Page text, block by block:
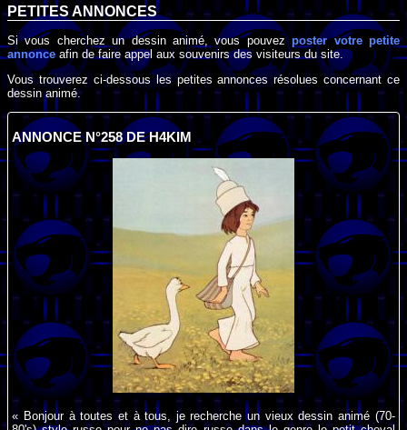
PETITES ANNONCES
Si vous cherchez un dessin animé, vous pouvezposter votre petite
annonce afin de faire appel aux souvenirs des visiteurs du site.
Vous trouverez ci-dessous les petites annonces résolues concernant ce
dessin animé.
ANNONCE N°258 DE H4KIM
« Bonjour à toutes et à tous, je recherche un vieux dessin animé (70-